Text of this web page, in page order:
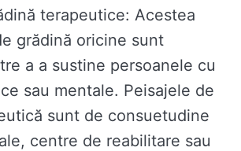
terapeutice: Acestea
grădină oricine sunt
a a sustine persoanele cu
sau mentale. Peisajele de
sunt de consuetudine
centre de reabilitare sau